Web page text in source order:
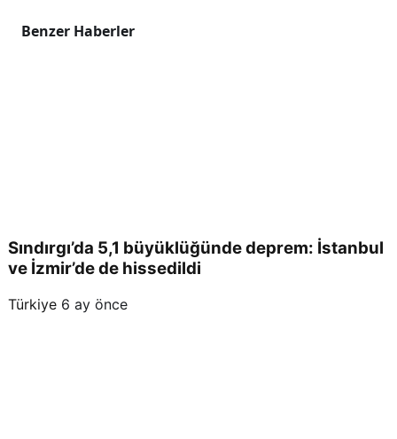
Benzer Haberler
Sındırgı’da 5,1 büyüklüğünde deprem: İstanbul
ve İzmir’de de hissedildi
Türkiye 6 ay önce